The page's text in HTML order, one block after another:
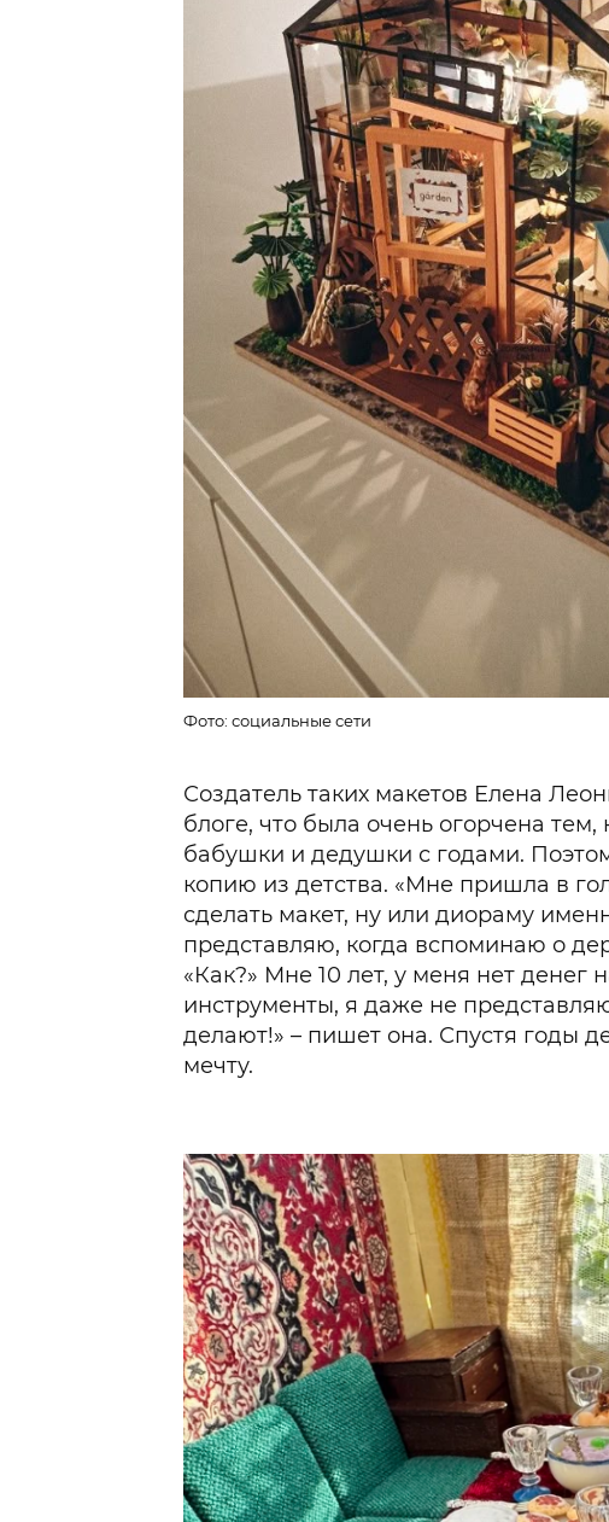
Фото: социальные сети
Создатель таких макетов Елена
блоге, что была очень огорчена тем,
бабушки и дедушки с годами.
копию из детства. «Мне пришла в
сделать макет, ну или диораму
представляю, когда вспоминаю о
«Как?» Мне 10 лет, у меня нет денег
инструменты, я даже не
делают!» – пишет она. Спустя годы
мечту.